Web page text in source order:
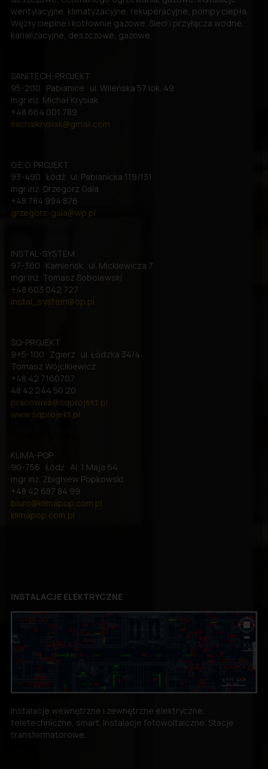
wentylacyjne, klimatyzacyjne, rekuperacyjne, pompy ciepła.
Węzły cieplne i kotłownie gazowe. Sieci i przyłącza wodne,
kanalizacyjne, deszczowe, gazowe.
SANITECH-PROJEKT
95-200 Pabianice ul. Wileńska 57 lok. 49
mgr inż. Michał Krysiak
+48 664 001 789
michalkrysiak@gmail.com
G.E.O. PROJEKT
93-490 Łódź ul. Pabianicka 119/131
mgr inż. Grzegorz Gala
+48 784 994 876
grzegorz-gala@wp.pl
INSTAL-SYSTEM
97-360 Kamieńsk ul. Mickiewicza 7
mgr inż. Tomasz Sobolewski
+48 603 042 727
instal_system@op.pl
SQ-PROJEKT
9+5-100 Zgierz ul. Łódzka 34/4
Tomasz Wójcikiewicz
+48 42 7160707
48 42 244 50 20
pracownia@sqprojekt.pl
www.sqprojekt.pl
KLIMA-POP
90-756 Łódź Al. 1 Maja 64
mgr inż. Zbigniew Popkowski
+48 42 687 84 99
biuro@klimapop.com.pl
klimapop.com.pl
INSTALACJE ELEKTRYCZNE
Instalacje wewnętrzne i zewnętrzne elektryczne,
teletechniczne, smart. Instalacje fotowoltaiczne. Stacje
transformatorowe.